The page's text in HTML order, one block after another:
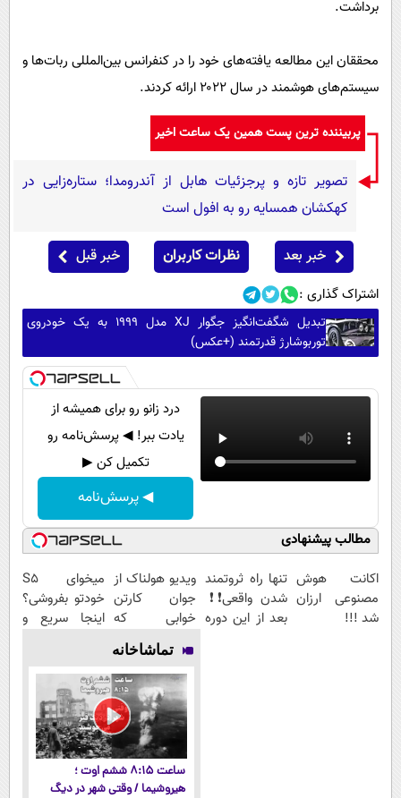
برداشت.
محققان این مطالعه یافته‌های خود را در کنفرانس بین‌المللی ربات‌ها و
سیستم‌های هوشمند در سال ۲۰۲۲ ارائه کردند.
پربیننده ترین پست همین یک ساعت اخیر
تصویر تازه و پرجزئیات هابل از آندرومدا؛ ستاره‌زایی در
کهکشان همسایه رو به افول است
خبر بعد نظرات کاربران خبر قبل
اشتراک گذاری :
تبدیل شگفت‌انگیز جگوار XJ مدل ۱۹۹۹ به یک خودروی
توربوشارژ قدرتمند (+عکس)
درد زانو رو برای همیشه از
یادت ببر! ◀ پرسش‌نامه رو
تکمیل کن ▶
◀ پرسش‌نامه
مطالب پیشنهادی
اکانت هوش
مصنوعی ارزان
شد !!!
تنها راه ثروتمند
شدن واقعی❗❗
بعد از این دوره
ویدیو هولناک از
جوان کارتن
خوابی که
میلیاردر شد.
آموزش رایگان
میخوای S5
خودتو بفروشی؟
اینجا سریع و
تماشاخانه
ساعت ۸:۱۵ ششم اوت ؛
هیروشیما / وقتی شهر در دیگ